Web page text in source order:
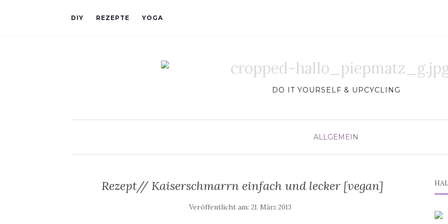
DIY REZEPTE YOGA
DO IT YOURSELF & UPCYCLING
ALLGEMEIN
Rezept// Kaiserschmarrn einfach und lecker [vegan]
Veröffentlicht am: 21. März 2013